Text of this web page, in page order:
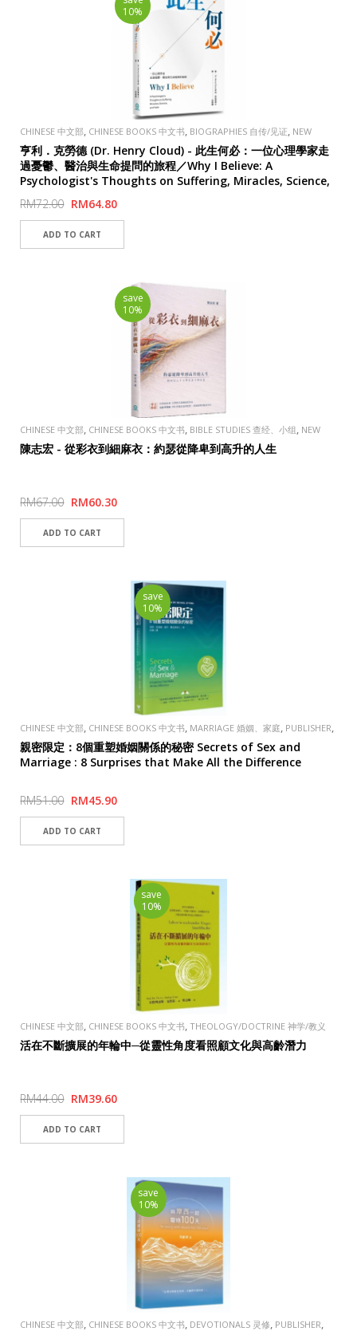
10%
CHINESE 中文部, CHINESE BOOKS 中文书, BIOGRAPHIES 自传/见证, NEW
ARRIVALS 新品上架,PUBLISHER ,TAOSHENG, TAIWAN 道聲出版社
亨利．克勞德 (Dr. Henry Cloud) - 此生何必：一位心理學家走
過憂鬱、醫治與生命提問的旅程／Why I Believe: A
Psychologist's Thoughts on Suffering, Miracles, Science,
and Faith
RM72.00 RM64.80
save
10%
CHINESE 中文部, CHINESE BOOKS 中文书, BIBLE STUDIES 查经、小组, NEW
ARRIVALS 新品上架,PUBLISHER, TAOSHENG, TAIWAN 道聲出版社
陳志宏 - 從彩衣到細麻衣：約瑟從降卑到高升的人生
RM67.00 RM60.30
save
10%
CHINESE 中文部, CHINESE BOOKS 中文书, MARRIAGE 婚姻、家庭, PUBLISHER,
TAOSHENG, TAIWAN 道聲出版社
親密限定：8個重塑婚姻關係的秘密 Secrets of Sex and
Marriage : 8 Surprises that Make All the Difference
RM51.00 RM45.90
save
10%
CHINESE 中文部, CHINESE BOOKS 中文书,THEOLOGY/DOCTRINE 神学/教义
学,PUBLISHER,TAOSHENG, TAIWAN 道聲出版社
活在不斷擴展的年輪中─從靈性角度看照顧文化與高齡潛力
RM44.00 RM39.60
save
10%
CHINESE 中文部, CHINESE BOOKS 中文书, DEVOTIONALS 灵修, PUBLISHER,